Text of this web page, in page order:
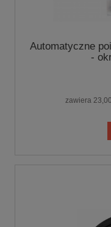
Automatyczne
-
zawiera